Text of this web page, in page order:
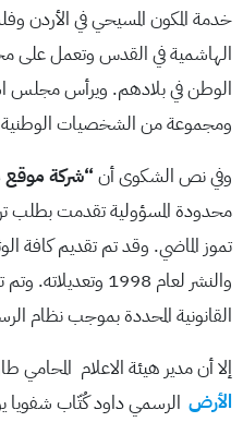
خدمة المكون المسيحي في الأردن
الهاشمية في القدس وتعمل على
الوطن في بلادهم. ويرأس مجلس
ومجموعة من الشخصيات الوطنية
وفي نص الشكوى أن“شركة موقع
تموز الماضي. وقد تم تقديم كافة
والنشر لعام 1998
القانونية المحددة بموجب نظام الرسوم
إلا أن مدير هيئة الاعلام المحامي
الأرض